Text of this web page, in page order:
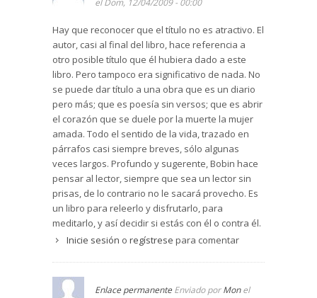
el Dom, 12/04/2009 - 00:00
Hay que reconocer que el título no es atractivo. El
autor, casi al final del libro, hace referencia a
otro posible título que él hubiera dado a este
libro. Pero tampoco era significativo de nada. No
se puede dar título a una obra que es un diario
pero más; que es poesía sin versos; que es abrir
el corazón que se duele por la muerte la mujer
amada. Todo el sentido de la vida, trazado en
párrafos casi siempre breves, sólo algunas
veces largos. Profundo y sugerente, Bobin hace
pensar al lector, siempre que sea un lector sin
prisas, de lo contrario no le sacará provecho. Es
un libro para releerlo y disfrutarlo, para
meditarlo, y así decidir si estás con él o contra él.
Da lo mismo, lo importante es la necesidad de ir
Inicie sesión o regístrese para comentar
Enlace permanente Enviado porMonel